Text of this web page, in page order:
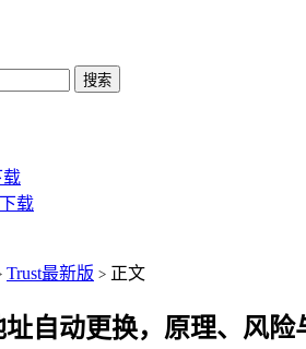
搜索
载
载
Trust最新版 > 正文
自动更换，原理、风险